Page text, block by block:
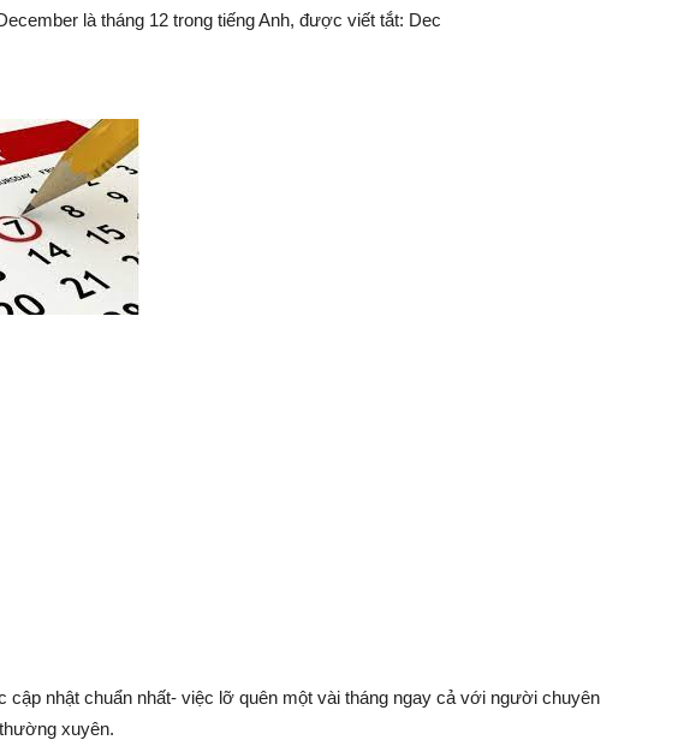
là tháng 12 trong tiếng Anh, được viết tắt: Dec
cập nhật chuẩn nhất- việc lỡ quên một vài tháng ngay cả với người chuyên
xuyên.